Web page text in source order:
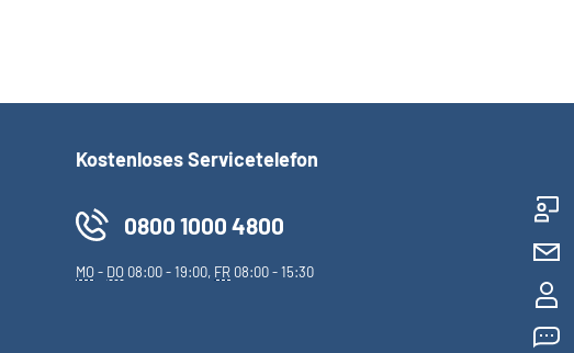
Kostenloses Servicetelefon
0800 1000 4800
MO- DO 08:00 - 19:00, FR 08:00 - 15:30